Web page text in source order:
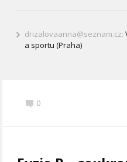
0
drizalovaanna@seznam.cz:
a sportu (Praha)